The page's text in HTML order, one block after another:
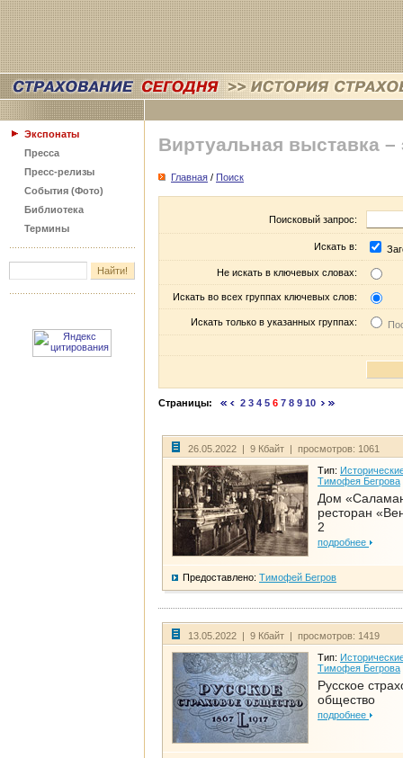
Экспонаты
Пресса
Пресс-релизы
События (Фото)
Библиотека
Термины
Виртуальная выставка –
Главная / Поиск
Поисковый запрос:
Искать в:
Не искать в ключевых словах:
Искать во всех группах ключевых слов:
Искать только в указанных группах:
Страницы: 2 3 4 5 6 7 8 9 10
26.05.2022 | 9 Кбайт | просмотров: 1061
Тип:
Тимофея Бегрова
Дом
ресторан
2
подробнее
Предоставлено: Тимофей Бегров
13.05.2022 | 9 Кбайт | просмотров: 1419
Тип:
Тимофея Бегрова
Русское
общество
подробнее